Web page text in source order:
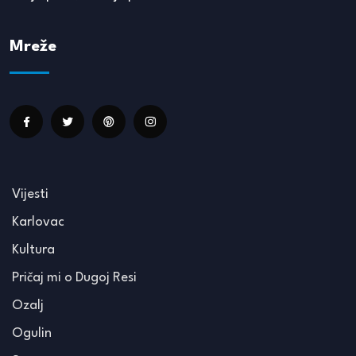
Mreže
Vijesti
Karlovac
Kultura
Pričaj mi o Dugoj Resi
Ozalj
Ogulin